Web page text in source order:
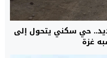
حي سكني يتحول إلى
غزة